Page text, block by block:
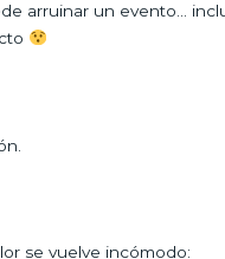
arruinar un evento…
se vuelve incómodo: